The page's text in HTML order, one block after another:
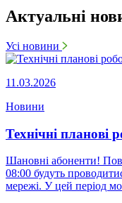
Актуальні
Усі новини
11.03.2026
Новини
Технічні планові
Шановні абоненти!
08:00 будуть
мережі. У цей період